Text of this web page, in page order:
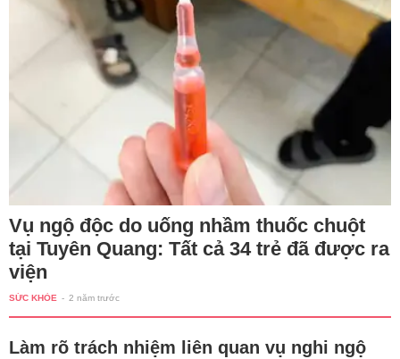
Vụ ngộ độc do uống nhầm thuốc chuột
tại Tuyên Quang: Tất cả 34 trẻ đã được ra
viện
SỨC KHỎE - 2 năm trước
Làm rõ trách nhiệm liên quan vụ nghi ngộ